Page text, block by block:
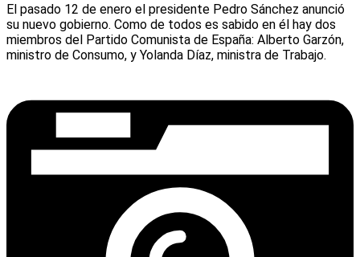
El pasado 12 de enero el presidente Pedro Sánchez anunció
su nuevo gobierno. Como de todos es sabido en él hay dos
miembros del Partido Comunista de España: Alberto Garzón,
ministro de Consumo, y Yolanda Díaz, ministra de Trabajo.